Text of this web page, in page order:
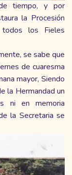
tiempo, y por
la Procesión
los Fieles
se sabe que
de cuaresma
mayor, Siendo
la Hermandad un
ni en memoria
la Secretaria se